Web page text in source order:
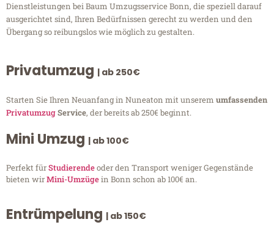
Dienstleistungen bei Baum Umzugsservice Bonn, die speziell darauf
ausgerichtet sind, Ihren Bedürfnissen gerecht zu werden und den
Übergang so reibungslos wie möglich zu gestalten.
Privatumzug | ab 250€
Starten Sie Ihren Neuanfang in Nuneaton mit unserem umfassenden
PrivatumzugService, der bereits ab 250€ beginnt.
Mini Umzug | ab 100€
Perfekt fürStudierendeoder den Transport weniger Gegenstände
bieten wirMini-Umzügein Bonn schon ab 100€ an.
Entrümpelung | ab 150€